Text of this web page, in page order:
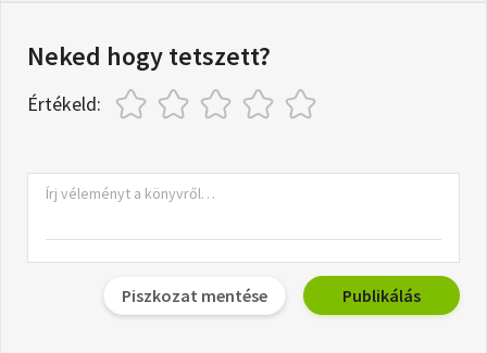
Neked hogy tetszett?
Értékeld:
Piszkozat mentése Publikálás